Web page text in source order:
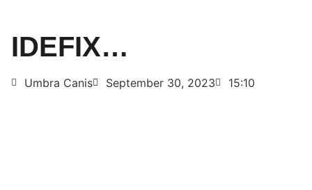
IDEFIX…
Umbra Canis September 30, 2023 15:10